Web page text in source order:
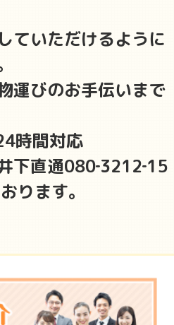
ていただけるように
運びのお手伝いまで
時間対応
下直通080‐3212‐15
ります。